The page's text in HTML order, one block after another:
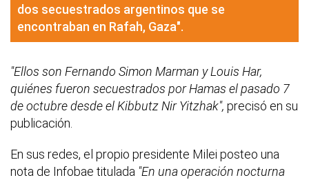
dos secuestrados argentinos que se
encontraban en Rafah, Gaza".
"Ellos son Fernando Simon Marman y Louis Har,
quiénes fueron secuestrados por Hamas el pasado 7
de octubre desde el Kibbutz Nir Yitzhak", precisó en su
publicación.
En sus redes, el propio presidente Milei posteo una
nota de Infobae titulada "En una operación nocturna